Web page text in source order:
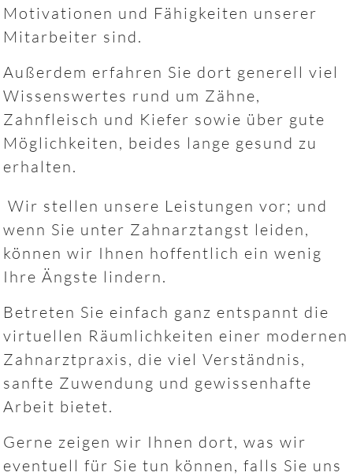
Motivationen und Fähigkeiten unserer
Mitarbeiter sind.
Außerdem erfahren Sie dort generell viel
Wissenswertes rund um Zähne,
Zahnfleisch und Kiefer sowie über gute
Möglichkeiten, beides lange gesund zu
erhalten.
Wir stellen unsere Leistungen vor; und
wenn Sie unter Zahnarztangst leiden,
können wir Ihnen hoffentlich ein wenig
Ihre Ängste lindern.
Betreten Sie einfach ganz entspannt die
virtuellen Räumlichkeiten einer modernen
Zahnarztpraxis, die viel Verständnis,
sanfte Zuwendung und gewissenhafte
Arbeit bietet.
Gerne zeigen wir Ihnen dort, was wir
eventuell für Sie tun können, falls Sie uns